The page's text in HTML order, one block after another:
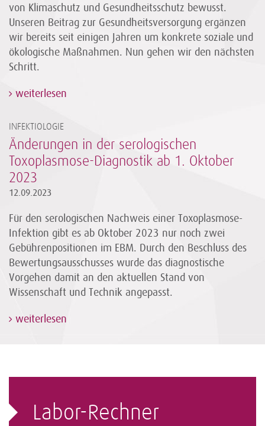
von Klimaschutz und Gesundheitsschutz bewusst.
Unseren Beitrag zur Gesundheitsversorgung ergänzen
wir bereits seit einigen Jahren um konkrete soziale und
ökologische Maßnahmen. Nun gehen wir den nächsten
Schritt.
weiterlesen
INFEKTIOLOGIE
Änderungen in der serologischen
Toxoplasmose-Diagnostik ab 1. Oktober
2023
12.09.2023
Für den serologischen Nachweis einer Toxoplasmose-
Infektion gibt es ab Oktober 2023 nur noch zwei
Gebührenpositionen im EBM. Durch den Beschluss des
Bewertungsausschusses wurde das diagnostische
Vorgehen damit an den aktuellen Stand von
Wissenschaft und Technik angepasst.
weiterlesen
Labor-Rechner